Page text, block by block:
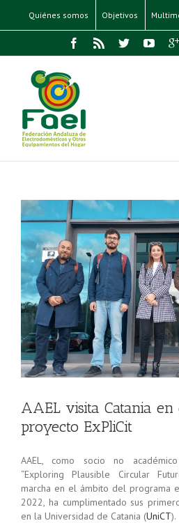
Quiénes somos Objetivos
AAEL visita Catania
proyecto ExPliCit
AAEL, como socio no
“Exploring Plausible Circular
marcha en el ámbito del programa
2022, ha cumplimentado sus
en la Universidad de Catania (UniCT).